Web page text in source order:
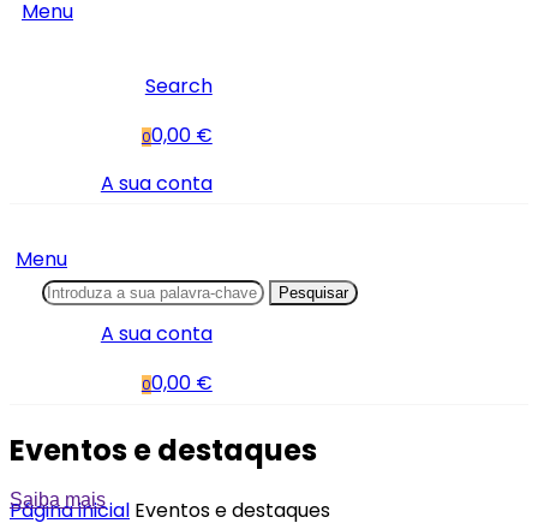
Menu
Search
00,00 €
A sua conta
Menu
Pesquisar
A sua conta
00,00 €
Eventos e destaques
Página inicial Eventos e destaques
Saiba mais